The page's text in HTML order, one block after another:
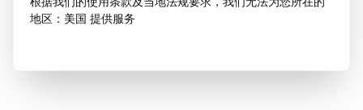
地区：美国 提供服务